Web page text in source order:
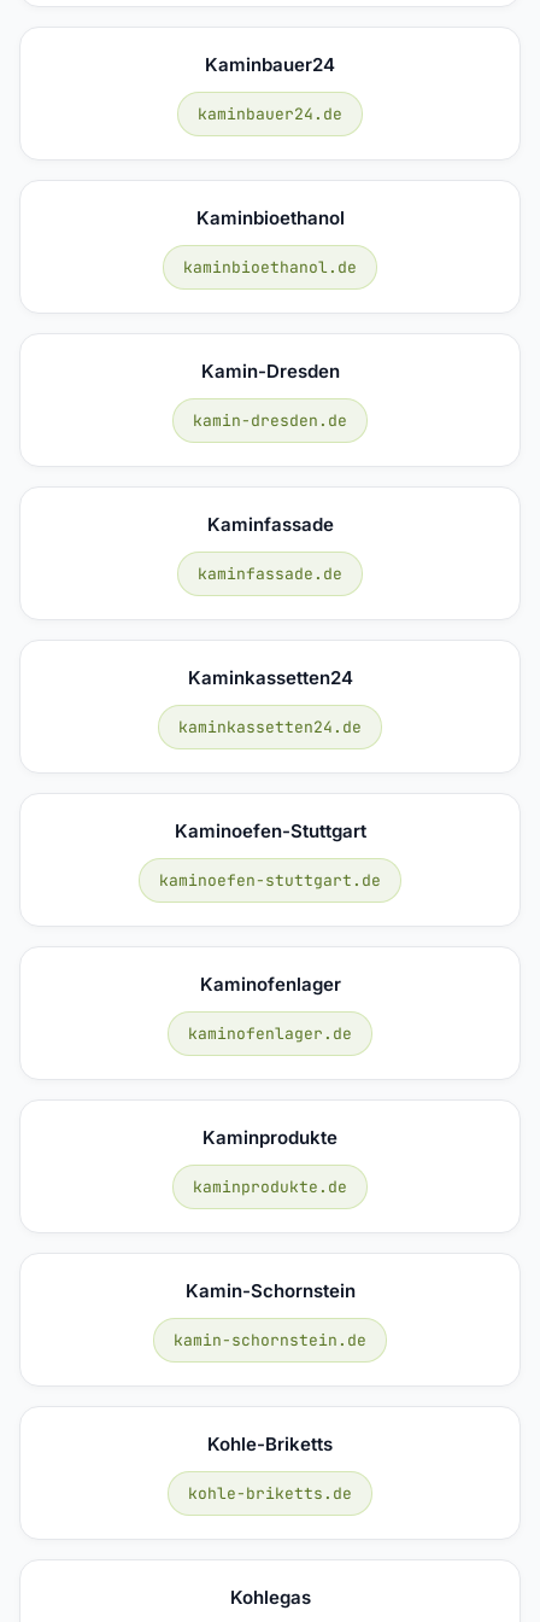
Kaminbauer24
kaminbauer24.de
Kaminbioethanol
kaminbioethanol.de
Kamin-Dresden
kamin-dresden.de
Kaminfassade
kaminfassade.de
Kaminkassetten24
kaminkassetten24.de
Kaminoefen-Stuttgart
kaminoefen-stuttgart.de
Kaminofenlager
kaminofenlager.de
Kaminprodukte
kaminprodukte.de
Kamin-Schornstein
kamin-schornstein.de
Kohle-Briketts
kohle-briketts.de
Kohlegas